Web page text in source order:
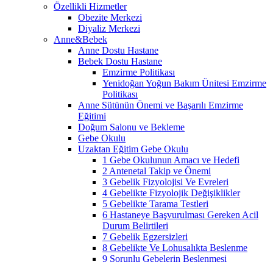
Özellikli Hizmetler
Obezite Merkezi
Diyaliz Merkezi
Anne&Bebek
Anne Dostu Hastane
Bebek Dostu Hastane
Emzirme Politikası
Yenidoğan Yoğun Bakım Ünitesi Emzirme
Politikası
Anne Sütünün Önemi ve Başarılı Emzirme
Eğitimi
Doğum Salonu ve Bekleme
Gebe Okulu
Uzaktan Eğitim Gebe Okulu
1 Gebe Okulunun Amacı ve Hedefi
2 Antenetal Takip ve Önemi
3 Gebelik Fizyolojisi Ve Evreleri
4 Gebelikte Fizyolojik Değişiklikler
5 Gebelikte Tarama Testleri
6 Hastaneye Başvurulması Gereken Acil
Durum Belirtileri
7 Gebelik Egzersizleri
8 Gebelikte Ve Lohusalıkta Beslenme
9 Sorunlu Gebelerin Beslenmesi